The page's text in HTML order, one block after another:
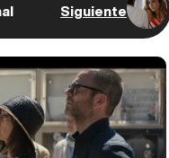
Siguiente